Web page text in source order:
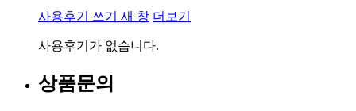
사용후기 쓰기 새 창 더보기
사용후기가 없습니다.
상품문의